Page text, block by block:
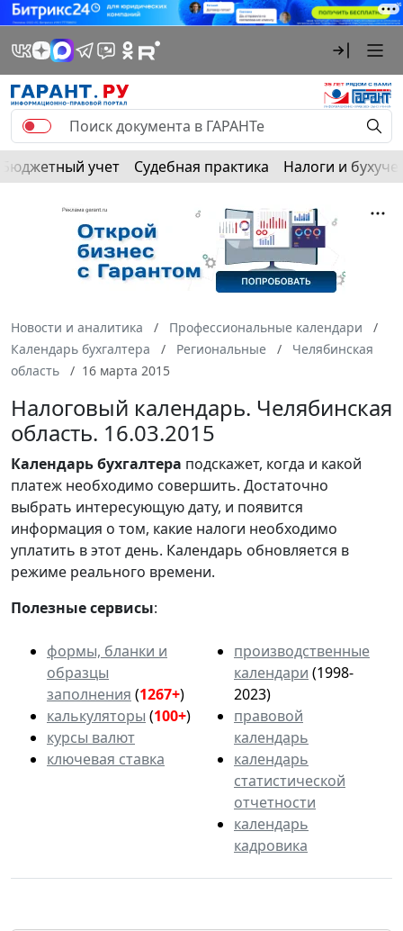
Бюджетный учет Судебная практика Налоги и
Новости и аналитика
Профессиональные календари
Календарь бухгалтера
Региональные
Челябинская
область
16 марта 2015
Налоговый календарь. Челябинская
область. 16.03.2015
Календарьбухгалтера подскажет, когда и какой
платеж необходимо совершить. Достаточно
выбрать интересующую дату, и появится
информация о том, какие налоги необходимо
уплатить в этот день. Календарь обновляется в
режиме реального времени.
Полезные сервисы:
формы, бланки и
образцы
заполнения (1267+)
калькуляторы (100+)
курсы валют
ключевая ставка
производственные
календари (1998-
2023)
правовой
календарь
календарь
статистической
отчетности
календарь
кадровика